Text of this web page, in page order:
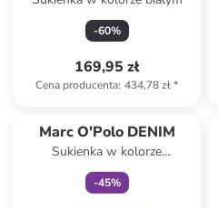
-60%
169,95 zł
Cena producenta: 434,78 zł*
Marc O'Polo DENIM
Sukienka w kolorze
bordowym
-45%